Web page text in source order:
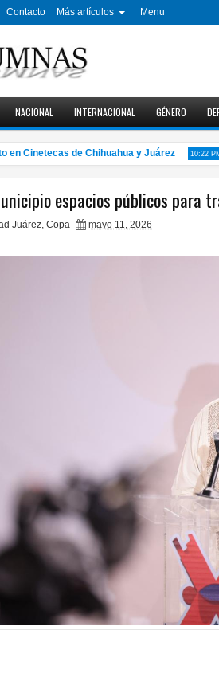
Contacto Más artículos Menu
NACIONAL INTERNACIONAL GÉNERO
Cinetecas de Chihuahua y Juárez 10:22 PM
espacios públicos para
Juárez, Copa mayo 11, 2026